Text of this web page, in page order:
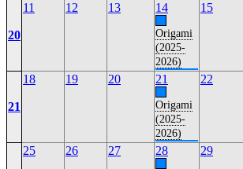
20
11 12 13 14
Origami
(2025-
2026)
15
21
18 19 20 21
Origami
(2025-
2026)
22
25 26 27 28 29